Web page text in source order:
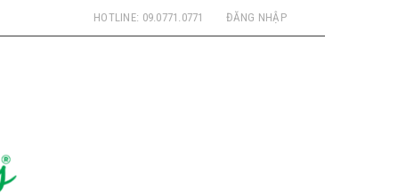
ĐĂNG NHẬP
HOTLINE: 09.0771.0771